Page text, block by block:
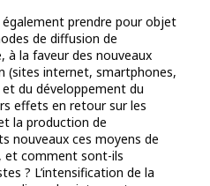
prendre pour objet
de diffusion de
à la faveur des nouveaux
(sites internet, smartphones,
du développement du
effets en retour sur les
la production de
nouveaux ces moyens de
et comment sont-ils
? L’intensification de la